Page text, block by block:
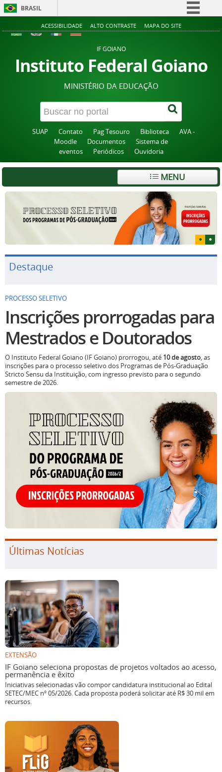
BRASIL
Simplifique!
Acesso à informação
Legislação
Canais
ACESSIBILIDADE ALTO CONTRASTE MAPA DO SITE
IF GOIANO
Instituto Federal Goiano
MINISTÉRIO DA EDUCAÇÃO
SUAP Contato Pag Tesouro Biblioteca
AVA -
Moodle
Documentos
Sistema de
eventos
Periódicos Ouvidoria
MENU
Destaque
PROCESSO SELETIVO
Inscrições prorrogadas para
Mestrados e Doutorados
O Instituto Federal Goiano (IF Goiano) prorrogou, até 10 de agosto, as
inscrições para o processo seletivo dos Programas de Pós-Graduação
Stricto Sensu da Instituição, com ingresso previsto para o segundo
semestre de 2026.
Últimas Notícias
EXTENSÃO
IF Goiano seleciona propostas de projetos voltados ao acesso,
permanência e êxito
Iniciativas selecionadas vão compor candidatura institucional ao Edital
SETEC/MEC nº 05/2026. Cada proposta poderá solicitar até R$ 30 mil em
recursos.